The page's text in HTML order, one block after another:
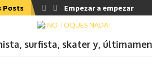
Posts Empezar a empezar
surfista, skater y,